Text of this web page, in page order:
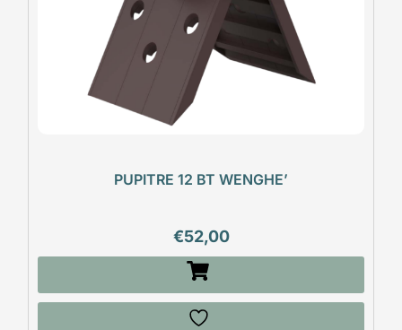
PUPITRE 12 BT WENGHE’
€52,00